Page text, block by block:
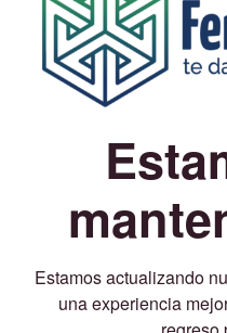
Estamos actualizando
una experiencia